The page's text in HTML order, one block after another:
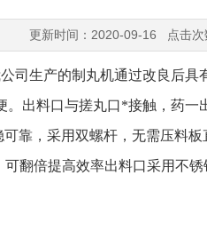
更新时间：2020-09-16 点击次
司生产的制丸机通过改良后具
出料口与搓丸口*接触，药
靠， 采用双螺杆，无需压料
可翻倍提高效率出料口采用不